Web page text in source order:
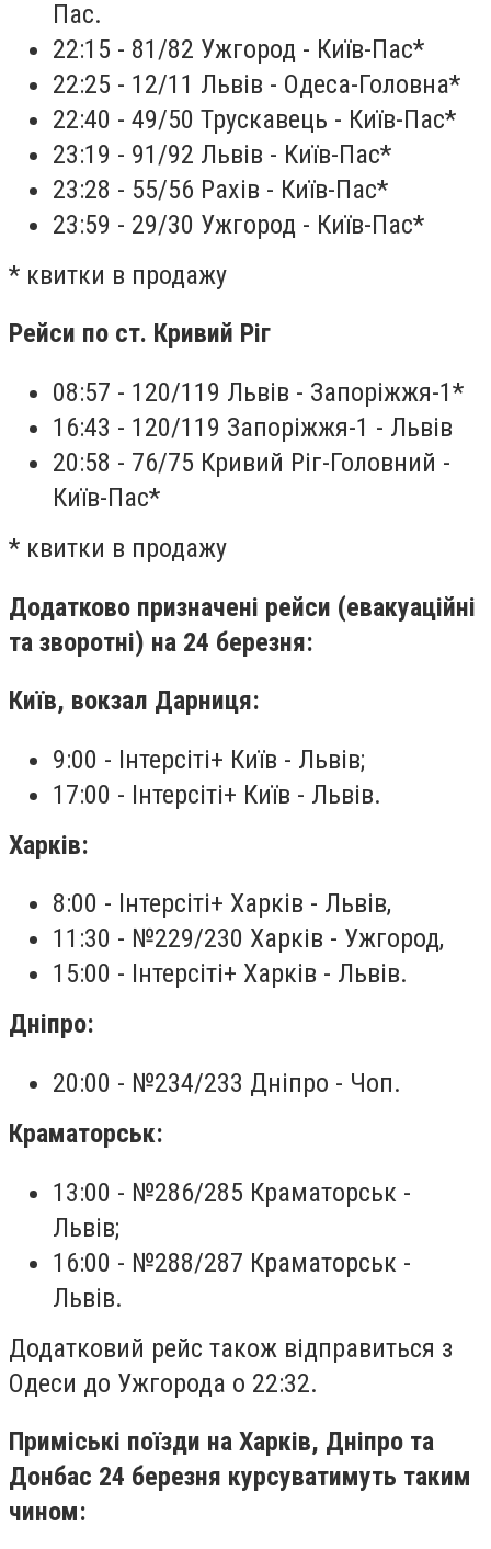
Пас.
22:15 - 81/82 Ужгород - Київ-Пас*
22:25 - 12/11 Львів - Одеса-Головна*
22:40 - 49/50 Трускавець - Київ-Пас*
23:19 - 91/92 Львів - Київ-Пас*
23:28 - 55/56 Рахів - Київ-Пас*
23:59 - 29/30 Ужгород - Київ-Пас*
* квитки в продажу
Рейси по ст. Кривий Ріг
08:57 - 120/119 Львів - Запоріжжя-1*
16:43 - 120/119 Запоріжжя-1 - Львів
20:58 - 76/75 Кривий Ріг-Головний -
Київ-Пас*
* квитки в продажу
Додатково призначені рейси (евакуаційні
та зворотні) на 24 березня:
Київ, вокзал Дарниця:
9:00 - Інтерсіті+ Київ - Львів;
17:00 - Інтерсіті+ Київ - Львів.
Харків:
8:00 - Інтерсіті+ Харків - Львів,
11:30 - №229/230 Харків - Ужгород,
15:00 - Інтерсіті+ Харків - Львів.
Дніпро:
20:00 - №234/233 Дніпро - Чоп.
Краматорськ:
13:00 - №286/285 Краматорськ -
Львів;
16:00 - №288/287 Краматорськ -
Львів.
Додатковий рейс також відправиться з
Одеси до Ужгорода о 22:32.
Приміські поїзди на Харків, Дніпро та
Донбас 24 березня курсуватимуть таким
чином: